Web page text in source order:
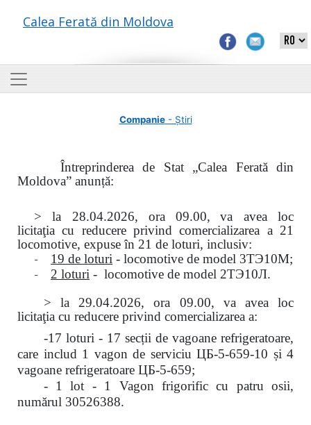
Calea Ferată din Moldova
Companie- Știri
Întreprinderea de Stat „Calea Ferată din
Moldova” anunță:
> la 28.04.2026, ora 09.00,
va avea loc
licitaţiacu reducere privind comercializarea a 21
locomotive, expuse în 21 de loturi, inclusiv:
- 19 de loturi - locomotive de model 3ТЭ10М;
- 2 loturi - locomotive de model 2ТЭ10Л.
> la 29.04.2026, ora 09.00, va avea loc
licitaţia cu reducere privind comercializarea a:
-17 loturi - 17 secții de vagoane refrigeratoare,
care includ 1 vagon de serviciu ЦБ-5-659-10 și 4
vagoane refrigeratoare ЦБ-5-659;
- 1 lot - 1 Vagon frigorific cu patru osii,
numărul 30526388.